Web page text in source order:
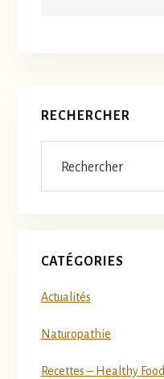
Barre
latérale
principale
RECHERCHER
CATÉGORIES
Actualités
Naturopathie
Recettes – Healthy Food